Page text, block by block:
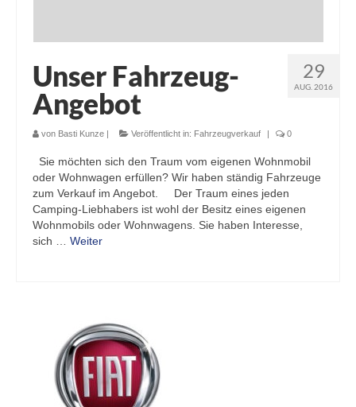
29
AUG. 2016
Unser Fahrzeug-
Angebot
von Basti Kunze | Veröffentlicht in: Fahrzeugverkauf | 0
Sie möchten sich den Traum vom eigenen Wohnmobil
oder Wohnwagen erfüllen? Wir haben ständig Fahrzeuge
zum Verkauf im Angebot. Der Traum eines jeden
Camping-Liebhabers ist wohl der Besitz eines eigenen
Wohnmobils oder Wohnwagens. Sie haben Interesse,
sich … Weiter